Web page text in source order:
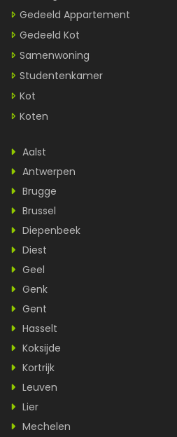
Gedeeld Appartement
Gedeeld Kot
Samenwoning
Studentenkamer
Kot
Koten
Aalst
Antwerpen
Brugge
Brussel
Diepenbeek
Diest
Geel
Genk
Gent
Hasselt
Koksijde
Kortrijk
Leuven
Lier
Mechelen